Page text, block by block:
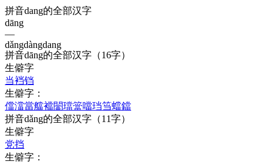
拼音dang的全部汉字
dāng
—
dǎngdàngdang
拼音dāng的全部汉字 （16字）
生僻字
当裆铛
生僻字：
儅澢當艡襠闣璫簹噹珰筜蟷鐺
拼音dǎng的全部汉字 （11字）
生僻字
党挡
生僻字：